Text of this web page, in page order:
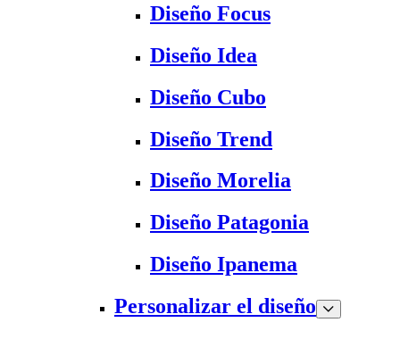
Diseño Focus
Diseño Idea
Diseño Cubo
Diseño Trend
Diseño Morelia
Diseño Patagonia
Diseño Ipanema
Personalizar el diseño